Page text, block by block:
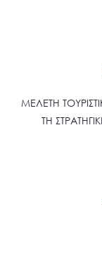
ΜΕΛΕΤΗ
ΤΗ